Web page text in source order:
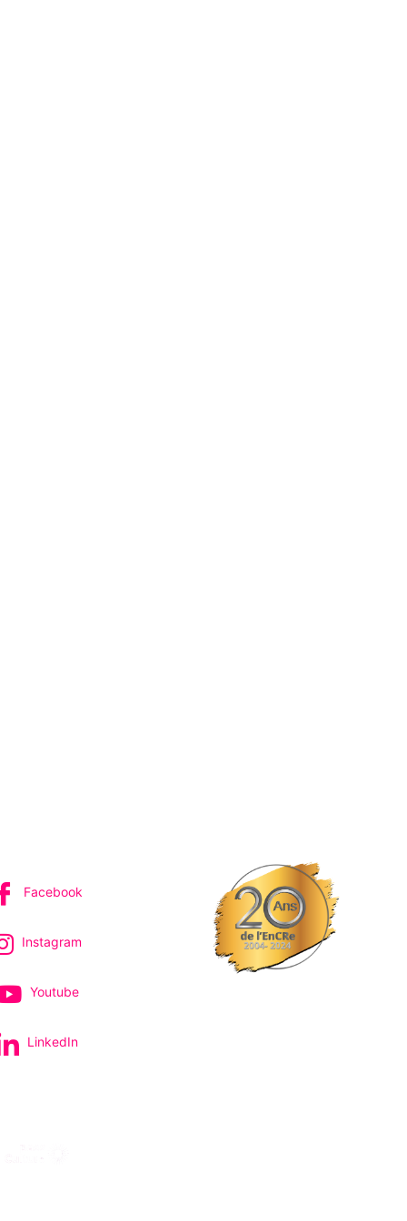
Facebook
Instagram
Youtube
LinkedIn